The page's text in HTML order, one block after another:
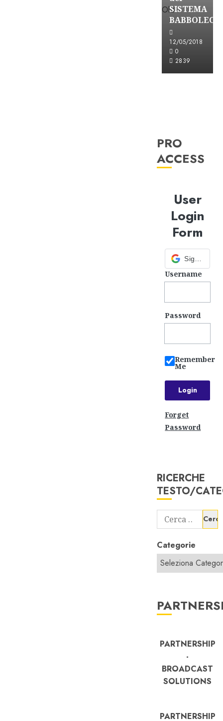
SISTEMA
BABBOLEO
12/05/2018
0
2839
PRO
ACCESS
User
Login
Form
Username
Password
Remember
Me
Forget
Password
RICERCHE
TESTO/
Ricerca
per:
Categorie
PARTNERSHIP
-
BROADCAST
SOLUTIONS
PARTNERSHIP